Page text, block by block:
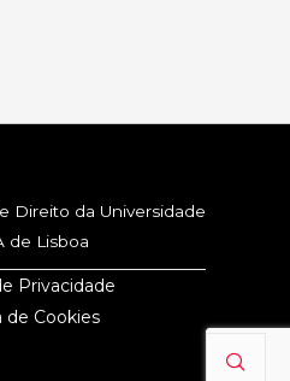
Direito da Universidade
de Lisboa
Privacidade
de Cookies